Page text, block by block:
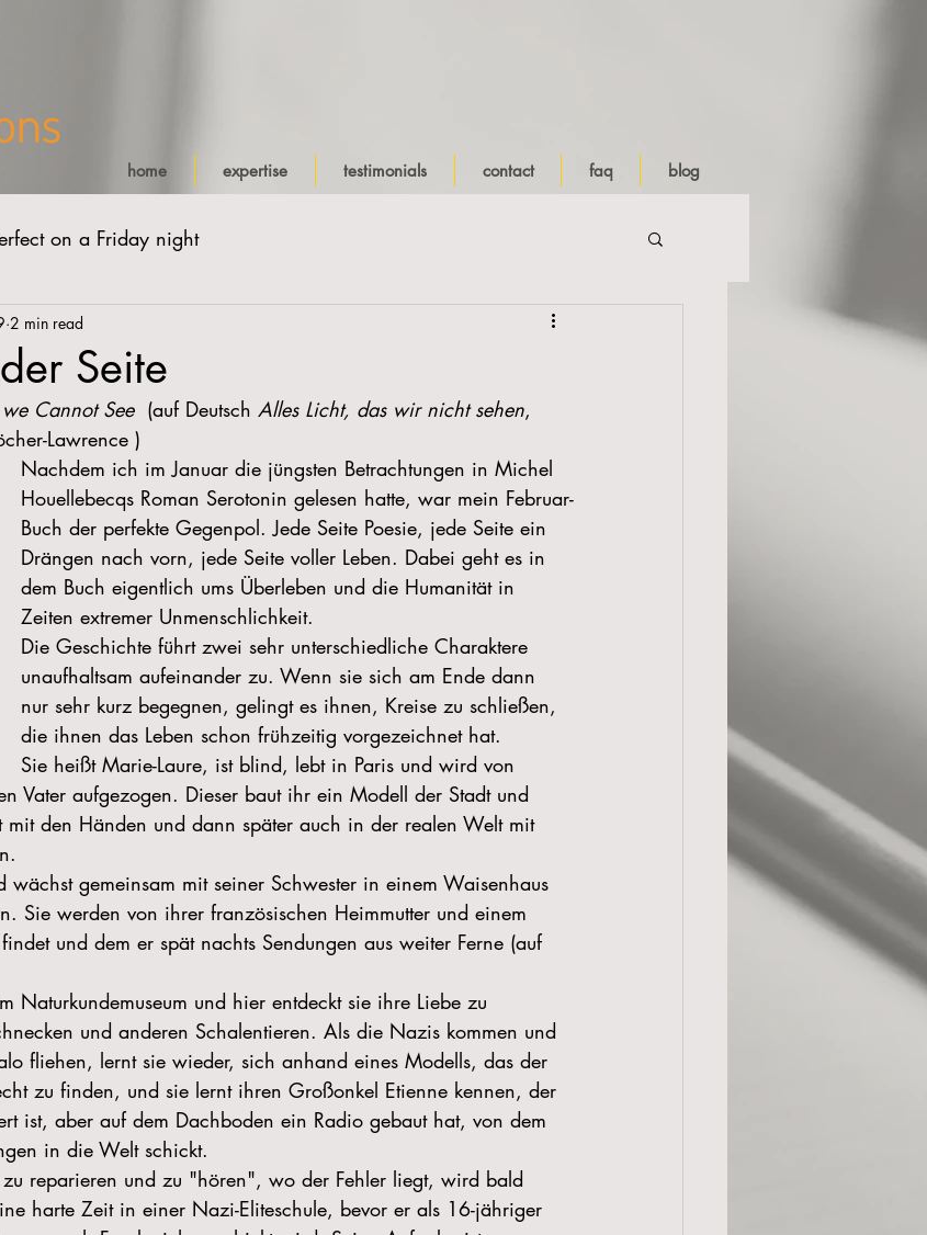
home expertise testimonials contact faq blog
on a Friday night
Seite
2 min read
Cannot See (auf Deutsch Alles Licht, das wir nicht sehen,
Lawrence )
Nachdem ich im Januar die jüngsten Betrachtungen in Michel
Houellebecqs Roman Serotonin gelesen hatte, war mein Februar-
Buch der perfekte Gegenpol. Jede Seite Poesie, jede Seite ein
Drängen nach vorn, jede Seite voller Leben. Dabei geht es in
dem Buch eigentlich ums Überleben und die Humanität in
Zeiten extremer Unmenschlichkeit.
Die Geschichte führt zwei sehr unterschiedliche Charaktere
unaufhaltsam aufeinander zu. Wenn sie sich am Ende dann
nur sehr kurz begegnen, gelingt es ihnen, Kreise zu schließen,
die ihnen das Leben schon frühzeitig vorgezeichnet hat.
Sie heißt Marie-Laure, ist blind, lebt in Paris und wird von
Vater aufgezogen. Dieser baut ihr ein Modell der Stadt und
den Händen und dann später auch in der realen Welt mit
wächst gemeinsam mit seiner Schwester in einem Waisenhaus
Sie werden von ihrer französischen Heimmutter und einem
und dem er spät nachts Sendungen aus weiter Ferne (auf
Naturkundemuseum und hier entdeckt sie ihre Liebe zu
und anderen Schalentieren. Als die Nazis kommen und
fliehen, lernt sie wieder, sich anhand eines Modells, das der
zu finden, und sie lernt ihren Großonkel Etienne kennen, der
ist, aber auf dem Dachboden ein Radio gebaut hat, von dem
in die Welt schickt.
reparieren und zu "hören", wo der Fehler liegt, wird bald
harte Zeit in einer Nazi-Eliteschule, bevor er als 16-jähriger